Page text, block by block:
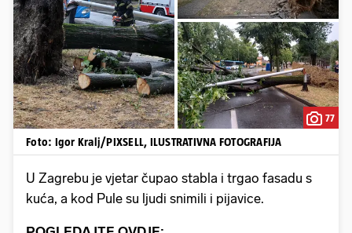
77
Foto: Igor Kralj/PIXSELL, ILUSTRATIVNA FOTOGRAFIJA
U Zagrebu je vjetar čupao stabla i trgao fasadu s
kuća, a kod Pule su ljudi snimili i pijavice.